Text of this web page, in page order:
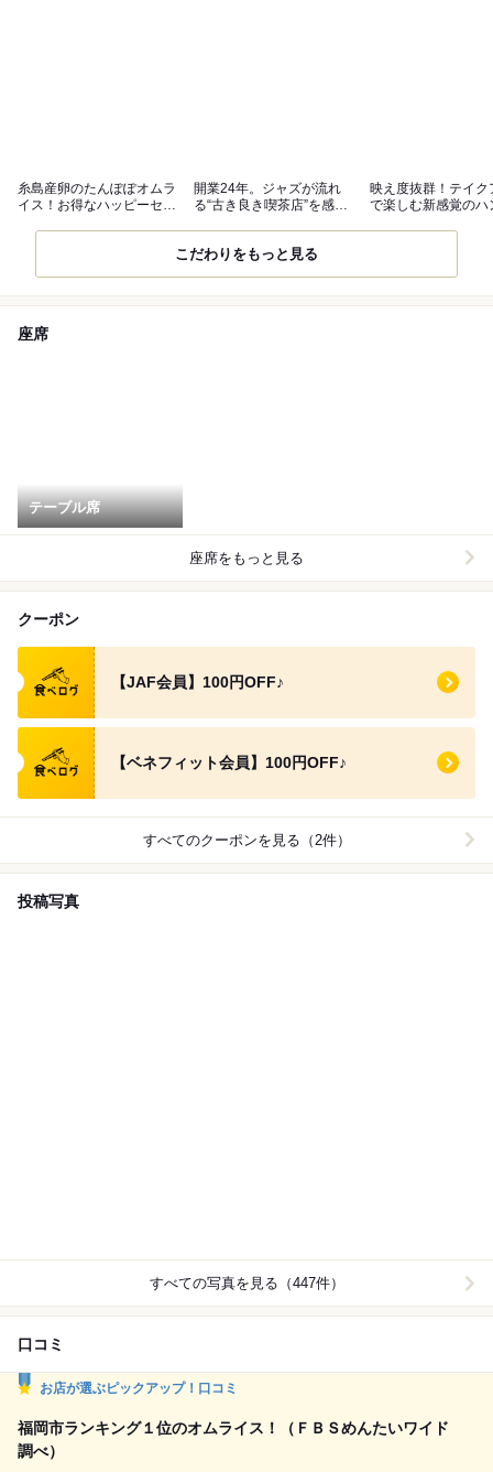
糸島産卵のたんぽぽオムラ
イス！お得なハッピーセッ
開業24年。ジャズが流れ
る“古き良き喫茶店”を感じ
映え度抜群！テイク
で楽しむ新感覚のハ
こだわりをもっと見る
座席
テーブル席
座席をもっと見る
クーポン
食べログ クーポン
【JAF会員】100円OFF♪
食べログ クーポン
【ベネフィット会員】100円OFF♪
すべてのクーポンを見る（2件）
投稿写真
すべての写真を見る（447件）
口コミ
お店が選ぶピックアップ！口コミ
福岡市ランキング１位のオムライス！（ＦＢＳめんたいワイド
調べ）